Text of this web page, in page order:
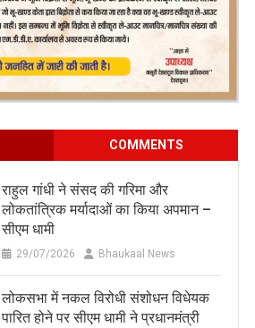
COMMENTS
राहुल गांधी ने संसद की गरिमा और
लोकतांत्रिक मर्यादाओं का किया अपमान –
सीएम धामी
29/07/2026 Bhaukaal News
लोकसभा में नकल विरोधी संशोधन विधेयक
पारित होने पर सीएम धामी ने प्रधानमंत्री